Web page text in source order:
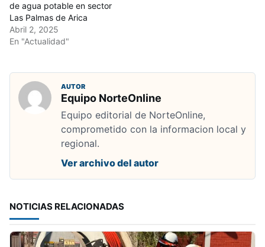
de agua potable en sector
Las Palmas de Arica
Abril 2, 2025
En "Actualidad"
AUTOR
Equipo NorteOnline
Equipo editorial de NorteOnline,
comprometido con la informacion local y
regional.
Ver archivo del autor
NOTICIAS RELACIONADAS